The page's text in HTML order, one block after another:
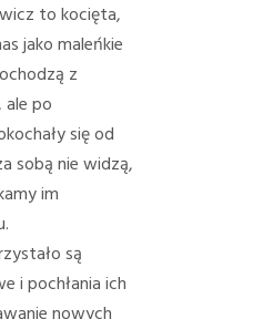
to kocięta,
jako maleńkie
z
po
się od
sobą nie widzą,
im
są
i pochłania ich